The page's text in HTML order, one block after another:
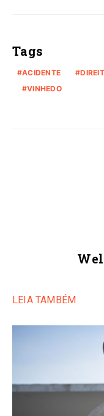
Tags
ACIDENTE
VINHEDO
LEIA TAMBÉM